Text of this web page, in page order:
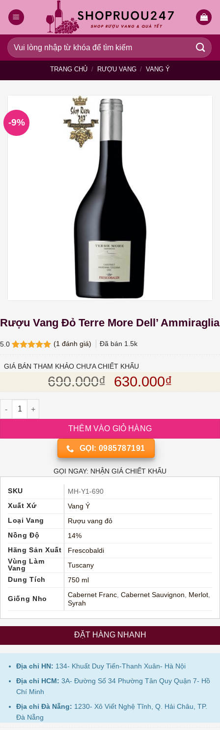
qua
dung
Tìm
kiếm:
TRANG CHỦ / RƯỢU VANG / VANG Ý
-9%
Rượu Vang Đỏ Terre More Dell’ Ammiraglia
5.0
dựa trên
(1 đánh giá) Đã bán 1.5k
GIÁ BÁN THAM KHẢO CHƯA CHIẾT KHẤU
690.000₫ Giá gốc là:
630.000₫
Rượu Vang Đỏ Terre More Dell' Ammiraglia số lượng
THÊM VÀO GIỎ HÀNG
GỌI: 0985787191
GỌI NGAY: NHẬN GIÁ CHIẾT KHẤU
SKU
MH-Y1-690
Xuất Xứ
Vang Ý
Loại Vang
Rượu vang đỏ
Nồng Độ
14%
Hãng Sản Xuất
Frescobaldi
Vùng Làm
Vang
Tuscany
Dung Tích
750 ml
Giống Nho
Cabernet Franc, Cabernet Sauvignon Merlot,
Syrah
ĐẶT HÀNG NHANH
Địa chỉ HN: 134- Khuất Duy Tiến-Thanh Xuân- Hà Nội
Địa chỉ HCM: 3A- Đường Số 34 Phường Tân Quy Quận 7- Hồ
Chí Minh
Địa chỉ Đà Nẵng: 1230- Xô Viết Nghệ Tĩnh, Q. Hải Châu, TP.
Đà Nẵng